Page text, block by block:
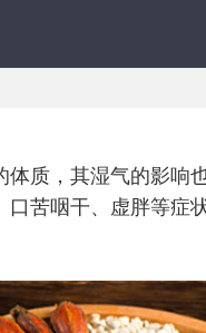
质，其湿气的影响
苦咽干、虚胖等症